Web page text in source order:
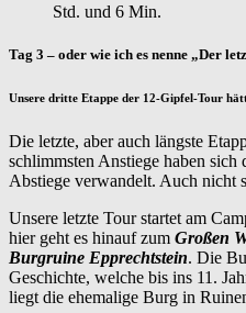
Std. und 6 Min.
Tag 3 – oder wie ich es nenne „Der
Unsere dritte Etappe der 12-Gipfel-Tour
Die letzte, aber auch längste
schlimmsten Anstiege haben
Abstiege verwandelt. Auch nicht
Unsere letzte Tour startet am
hier geht es hinauf zum Großen
Burgruine Epprechtstein. Die
Geschichte, welche bis ins 11.
liegt die ehemalige Burg in